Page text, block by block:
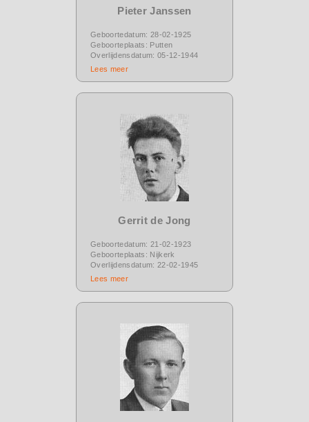
Pieter Janssen
Geboortedatum: 28-02-1925
Geboorteplaats: Putten
Overlijdensdatum: 05-12-1944
Lees meer
Gerrit de Jong
Geboortedatum: 21-02-1923
Geboorteplaats: Nijkerk
Overlijdensdatum: 22-02-1945
Lees meer